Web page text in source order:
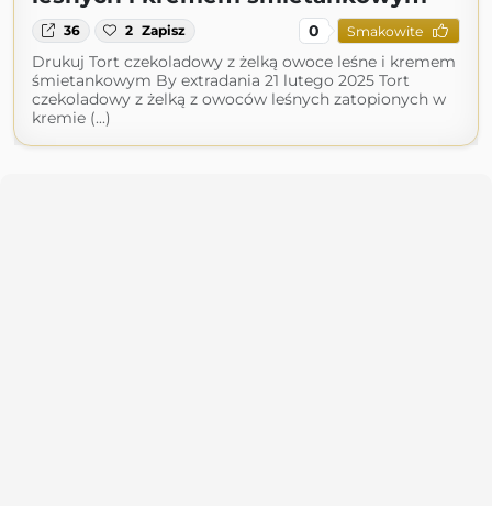
36 2 Zapisz 0 Smakowite
Drukuj Tort czekoladowy z żelką owoce leśne i kremem
śmietankowym By extradania 21 lutego 2025 Tort
czekoladowy z żelką z owoców leśnych zatopionych w
kremie (...)